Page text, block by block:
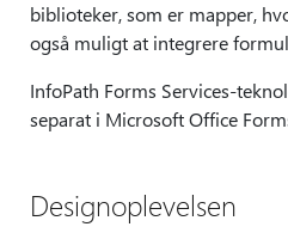
biblioteker, som er mapper,
også muligt at integrere
InfoPath Forms Services-
separat i Microsoft Office
Designoplevelsen